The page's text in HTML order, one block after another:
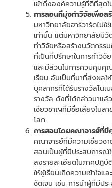
เข้าถึงองค์ความรู้ที่ดีที่สุด
การสอนที่มุ่งทำวิจัยเพื่อส
มหาวิทยาลัยฮาร์วาร์ดไม่ใ
เท่านั้น แต่มหาวิทยาลัยมี
ทำวิจัยหรือสร้างนวัตกรร
ที่เป็นที่ปรึกษาในการทำวิจั
และมีส่วนในการควบคุม
เรียน อันเป็นที่มาที่ส่งผลใ
บุคลากรที่ได้รับรางวัลโน
รางวัล ดังที่ได้กล่าวมาแล้
เชี่ยวชาญที่มีชื่อเสียงในส
โลก
การสอนโดยคณาจารย์ที่
คณาจารย์ที่มีความเชี่ยวช
สอนเป็นผู้ที่มีประสบการณ์
ลงรายละเอียดในภาคปฏิ
ให้ผู้เรียนเกิดความเข้าใจ
ชัดเจน เช่น การนำผู้ที่มีป